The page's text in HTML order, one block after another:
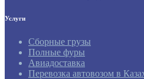
Услуги
Сборные грузы
Полные фуры
Авиадоставка
Перевозка автовозом в